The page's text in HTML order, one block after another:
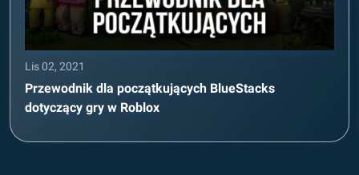
Lis 02, 2021
Przewodnik dla początkujących BlueStacks
dotyczący gry w Roblox